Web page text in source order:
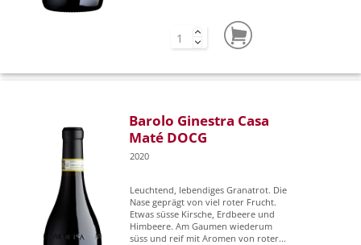
Barolo Ginestra Casa
Maté DOCG
2020
Leuchtend, lebendiges Granatrot. Die
Nase geprägt von viel roter Frucht.
Etwas süsse Kirsche, Erdbeere und
Himbeere. Am Gaumen wiederum
süss und reif mit Aromen von roter...